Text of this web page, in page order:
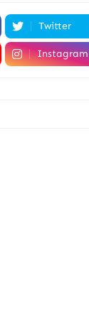
Twitter
Instagram